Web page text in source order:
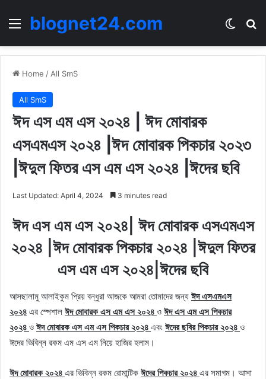
Menublognet24.com
Home / All SmS
All SmS
ঈদ এস এম এস ২০২৪ | ঈদ মোবারক
এসএমএস ২০২৪ |ঈদ মোবারক পিকচার ২০২৩
|ঈদুল ফিতর এস এম এস ২০২৪ |ঈদের ছবি
Last Updated: April 4, 2024 3 minutes read
ঈদ এস এম এস ২০২৪| ঈদ মোবারক এসএমএস
২০২৪ |ঈদ মোবারক পিকচার ২০২৪ |ঈদুল ফিতর
এস এম এস ২০২৪|ঈদের ছবি
আসছালামু আলাইকুম প্রিয় বন্ধুরা আজকে আমরা তোমাদের জন্য ঈদ এসএমএস
২০২৪ এর স্পেশাল ঈদ মোবারক এস এম এস ২০২৪ ও ঈদ এস এম এস পিকচার
২০২৪ ও ঈদ মোবারক এস এম এস পিকচার ২০২৪ এবং ঈদের ছবির পিকচার ২০২৪ ও
ঈদের ভিবিন্ন রকম এম এস এম নিয়ে হাজির হলাম।
ঈদ মোবারক ২০২৪ এর ভিবিন্ন রকম রোমান্টিক ঈদের পিকচার ২০২৪ এর সমাগম। আসা